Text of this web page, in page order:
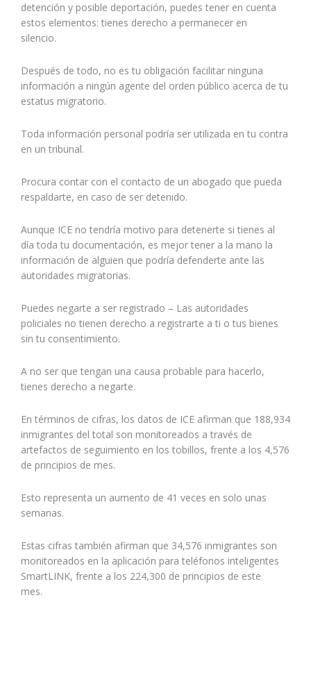
detención y posible deportación, puedes tener en cuenta
estos elementos: tienes derecho a permanecer en
silencio.
Después de todo, no es tu obligación facilitar ninguna
información a ningún agente del orden público acerca de tu
estatus migratorio.
Toda información personal podría ser utilizada en tu contra
en un tribunal.
Procura contar con el contacto de un abogado que pueda
respaldarte, en caso de ser detenido.
Aunque ICE no tendría motivo para detenerte si tienes al
día toda tu documentación, es mejor tener a la mano la
información de alguien que podría defenderte ante las
autoridades migratorias.
Puedes negarte a ser registrado – Las autoridades
policiales no tienen derecho a registrarte a ti o tus bienes
sin tu consentimiento.
A no ser que tengan una causa probable para hacerlo,
tienes derecho a negarte.
En términos de cifras, los datos de ICE afirman que 188,934
inmigrantes del total son monitoreados a través de
artefactos de seguimiento en los tobillos, frente a los 4,576
de principios de mes.
Esto representa un aumento de 41 veces en solo unas
semanas.
Estas cifras también afirman que 34,576 inmigrantes son
monitoreados en la aplicación para teléfonos inteligentes
SmartLINK, frente a los 224,300 de principios de este
mes.